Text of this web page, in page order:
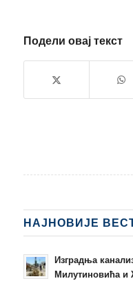
Подели овај текст
НАЈНОВИЈЕ
Изградња
Милутиновића и